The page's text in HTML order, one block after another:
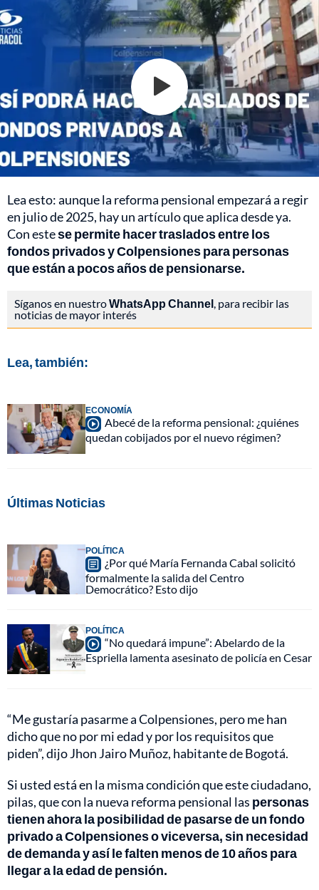
Lea esto: aunque la reforma pensional empezará a regir
en julio de 2025, hay un artículo que aplica desde ya.
Con estese permite hacer traslados entre los
fondos privados y Colpensiones para personas
que están a pocos años de pensionarse.
Síganos en nuestroWhatsApp Channel , para recibir las
noticias de mayor interés
Lea, también:
ECONOMÍA
Abecé de la reforma pensional: ¿quiénes
quedan cobijados por el nuevo régimen?
Últimas Noticias
POLÍTICA
¿Por qué María Fernanda Cabal solicitó
formalmente la salida del Centro
Democrático? Esto dijo
POLÍTICA
“No quedará impune”: Abelardo de la
Espriella lamenta asesinato de policía en Cesar
“Me gustaría pasarme a Colpensiones, pero me han
dicho que no por mi edad y por los requisitos que
piden”, dijo Jhon Jairo Muñoz, habitante de Bogotá.
Si usted está en la misma condición que este ciudadano,
pilas, que con la nueva reforma pensional las personas
tienen ahora la posibilidad de pasarse de un fondo
privado a Colpensiones o viceversa, sin necesidad
de demanda y así le falten menos de 10 años para
llegar a la edad de pensión.